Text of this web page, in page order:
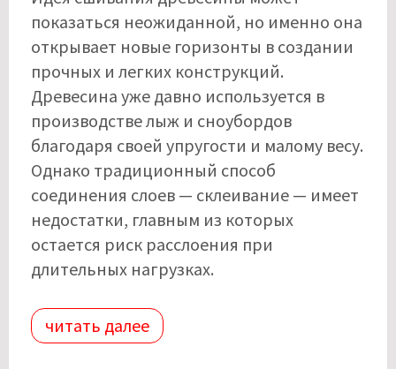
показаться неожиданной, но именно она
открывает новые горизонты в создании
прочных и легких конструкций.
Древесина уже давно используется в
производстве лыж и сноубордов
благодаря своей упругости и малому весу.
Однако традиционный способ
соединения слоев — склеивание — имеет
недостатки, главным из которых
остается риск расслоения при
длительных нагрузках.
читать далее